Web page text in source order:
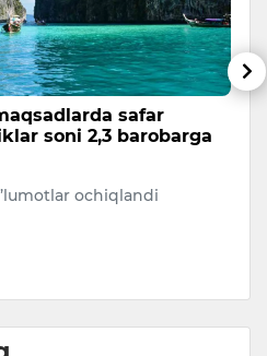
safar
soni 2,3 barobarga
ochiqlandi